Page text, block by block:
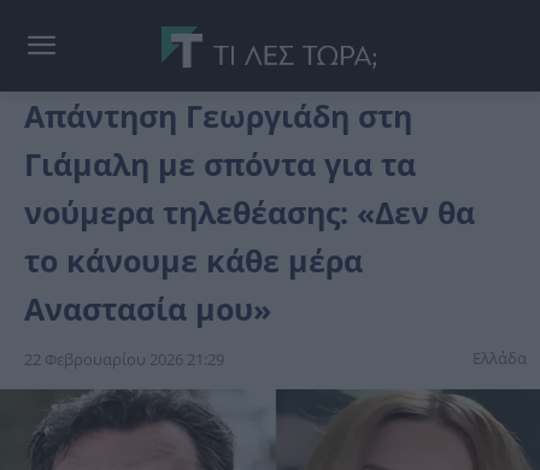
Απάντηση Γεωργιάδη στη
Γιάμαλη με σπόντα για τα
νούμερα τηλεθέασης: «Δεν θα
το κάνουμε κάθε μέρα
Αναστασία μου»
22 Φεβρουαρίου 2026 21:29 Ελλάδα